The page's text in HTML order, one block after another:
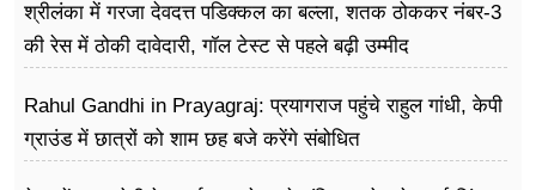
श्रीलंका में गरजा देवदत्त पडिक्कल का बल्ला, शतक ठोककर नंबर-3
की रेस में ठोकी दावेदारी, गॉल टेस्ट से पहले बढ़ी उम्मीद
Rahul Gandhi in Prayagraj: प्रयागराज पहुंचे राहुल गांधी, केपी
ग्राउंड में छात्रों को शाम छह बजे करेंगे संबोधित